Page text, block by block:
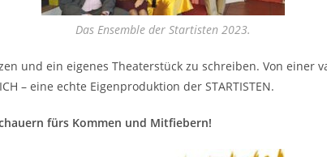
Das Ensemble der Startisten 2023.
und ein eigenes Theaterstück zu schreiben. Von einer
– eine echte Eigenproduktion der STARTISTEN.
fürs Kommen und Mitfiebern!